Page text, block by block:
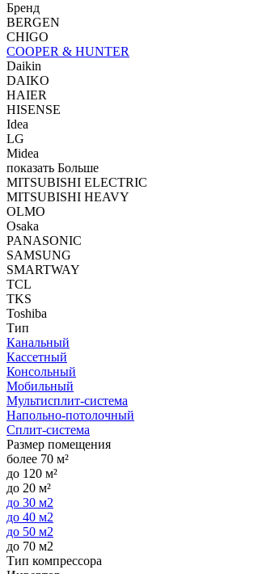
Бренд
BERGEN
CHIGO
COOPER & HUNTER
Daikin
DAIKO
HAIER
HISENSE
Idea
LG
Midea
показать Больше
MITSUBISHI ELECTRIC
MITSUBISHI HEAVY
OLMO
Osaka
PANASONIC
SAMSUNG
SMARTWAY
TCL
TKS
Toshiba
Тип
Канальный
Кассетный
Консольный
Мобильный
Мультисплит-система
Напольно-потолочный
Сплит-система
Размер помещения
более 70 м²
до 120 м²
до 20 м²
до 30 м2
до 40 м2
до 50 м2
до 70 м2
Тип компрессора